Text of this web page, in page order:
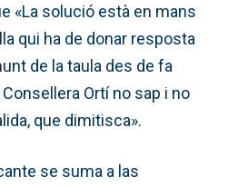
«La solució està en mans
qui ha de donar resposta
de la taula des de fa
Ortí no sap i no
que dimitisca».
se suma a las